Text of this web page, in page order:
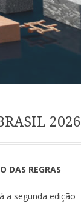
2026
DAS REGRAS
a segunda edição